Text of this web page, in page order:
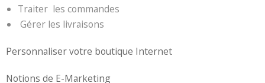
Traiter les commandes
Gérer les livraisons
Personnaliser votre boutique Internet
Notions de E-Marketing